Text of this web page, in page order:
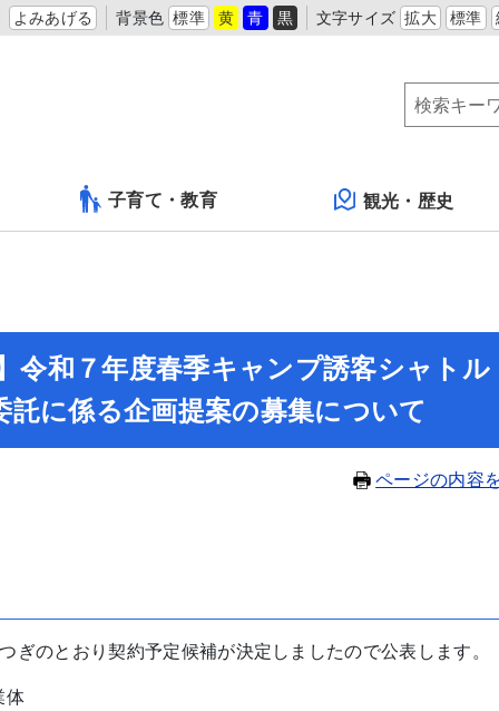
よみあげる 背景色 標準 黄 青 黒 文字サイズ 拡大 標準
子育て・教育 観光・歴史
令和７年度春季キャンプ誘客シャトル
に係る企画提案の募集について
ページの内容
のとおり契約予定候補が決定しましたので公表します。
体